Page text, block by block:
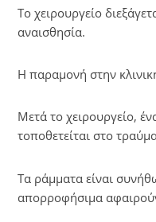
Το χειρουργείο
αναισθησία.
Η παραμονή στην
Μετά το χειρουργείο,
τοποθετείται στο
Τα ράμματα είναι
απορροφήσιμα